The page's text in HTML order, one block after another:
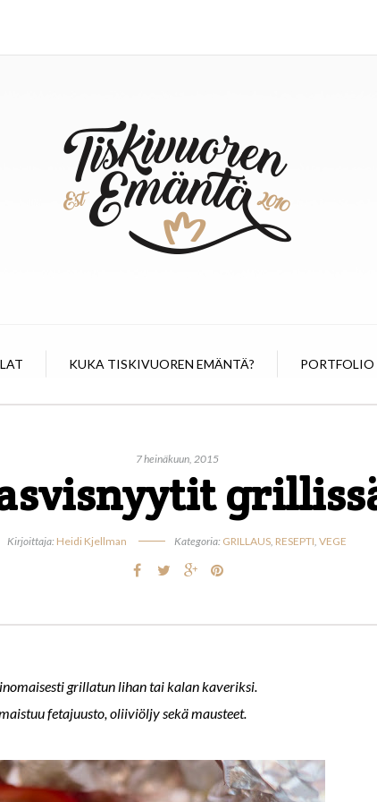
KUKA TISKIVUOREN EMÄNTÄ? PORTFOLIO
7 heinäkuun, 2015
Kirjoittaja: Heidi Kjellman Kategoria: GRILLAUS, RESEPTI, VEGE
grillatun lihan tai kalan kaveriksi.
fetajuusto, oliiviöljy sekä mausteet.